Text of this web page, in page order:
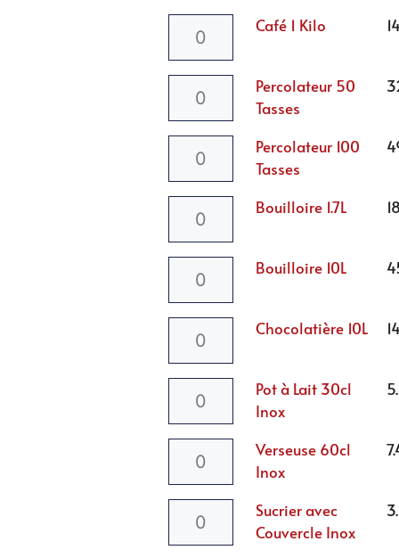
Café 1 Kilo
Percolateur 50
Tasses
Percolateur 100
Tasses
Bouilloire 1.7L
Bouilloire 10L
Chocolatière 10L
Pot à Lait 30cl
Inox
Verseuse 60cl
Inox
Sucrier avec
Couvercle Inox